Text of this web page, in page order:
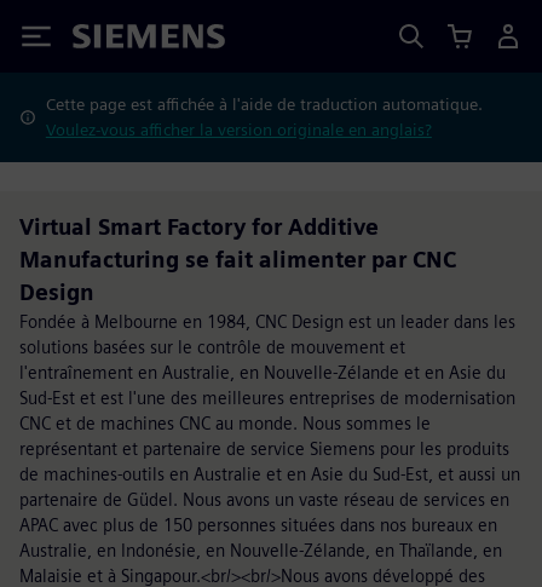
Siemens
Cette page est affichée à l'aide de traduction automatique.
Voulez-vous afficher la version originale en anglais?
Virtual Smart Factory for Additive
Manufacturing se fait alimenter par CNC
Design
Fondée à Melbourne en 1984, CNC Design est un leader dans les
solutions basées sur le contrôle de mouvement et
l'entraînement en Australie, en Nouvelle-Zélande et en Asie du
Sud-Est et est l'une des meilleures entreprises de modernisation
CNC et de machines CNC au monde. Nous sommes le
représentant et partenaire de service Siemens pour les produits
de machines-outils en Australie et en Asie du Sud-Est, et aussi un
partenaire de Güdel. Nous avons un vaste réseau de services en
APAC avec plus de 150 personnes situées dans nos bureaux en
Australie, en Indonésie, en Nouvelle-Zélande, en Thaïlande, en
Malaisie et à Singapour.<br/><br/>Nous avons développé des